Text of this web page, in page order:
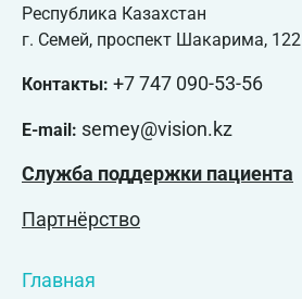
Республика Казахстан
г. Семей, проспект Шакарима, 122
Контакты: +7 747 090-53-56
E-mail: semey@vision.kz
Служба поддержки пациента
Партнёрство
Главная